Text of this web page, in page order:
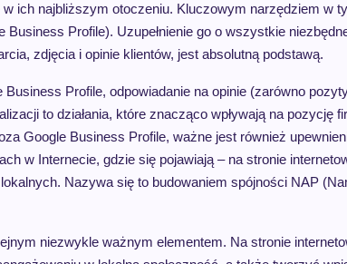
ich najbliższym otoczeniu. Kluczowym narzędziem w
Profile). Uzupełnienie go o wszystkie
zdjęcia i opinie klientów, jest absolutną podstawą.
Profile, odpowiadanie na opinie (zarówno
to działania, które znacząco wpływają na pozycję
Google Business Profile, ważne jest również
w Internecie, gdzie się pojawiają – na stronie
Nazywa się to budowaniem spójności NAP
niezwykle ważnym elementem. Na stronie